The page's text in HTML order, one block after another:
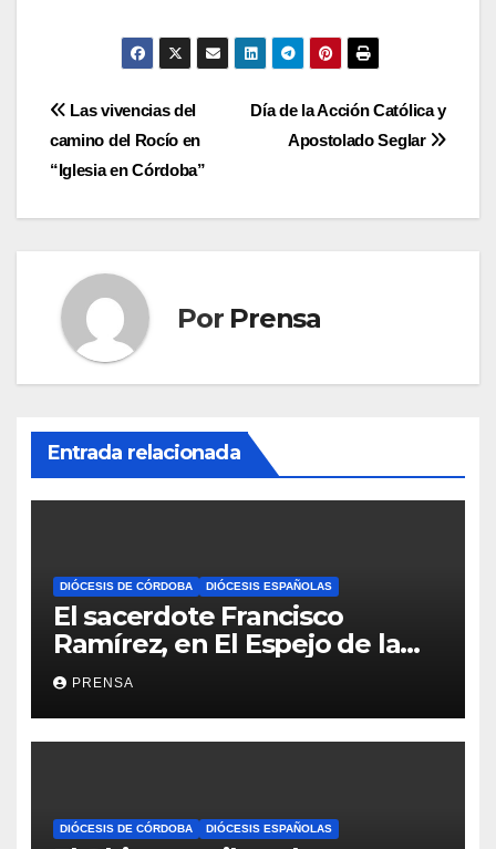
Navegación
de
entradas
Día de la Acción Católica y
Apostolado Seglar
Las vivencias del
camino del Rocío en
“Iglesia en Córdoba”
Por Prensa
Entrada relacionada
DIÓCESIS DE CÓRDOBA DIÓCESIS ESPAÑOLAS
El sacerdote Francisco
Ramírez, en El Espejo de la
Iglesia
PRENSA
DIÓCESIS DE CÓRDOBA DIÓCESIS ESPAÑOLAS